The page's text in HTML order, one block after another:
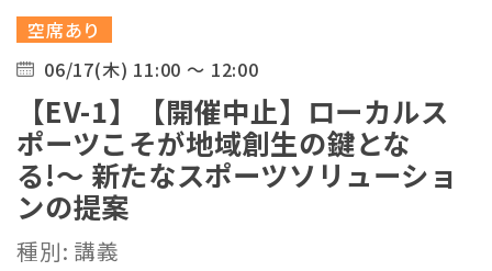
空席あり
06/17(木) 11:00 ～ 12:00
【EV-1】【開催中止】ローカルス
ポーツこそが地域創生の鍵とな
る!〜 新たなスポーツソリューショ
ンの提案
種別: 講義